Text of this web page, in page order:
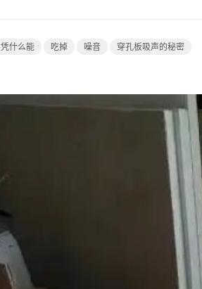
凭什么能 吃掉 噪音 穿孔板吸声的秘密